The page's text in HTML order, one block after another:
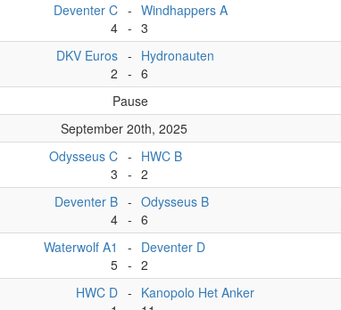
Deventer C
4
-
-
Windhappers A
3
DKV Euros
2
-
-
Hydronauten
6
Pause
September 20th, 2025
Odysseus C
3
-
-
HWC B
2
Deventer B
4
-
-
Odysseus B
6
Waterwolf A1
5
-
-
Deventer D
2
HWC D - Kanopolo Het Anker